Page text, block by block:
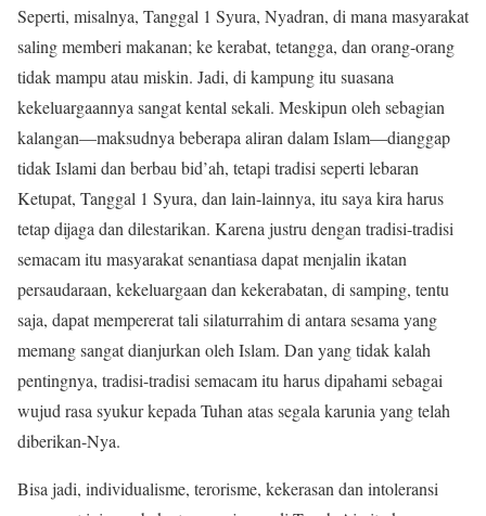
Seperti, misalnya, Tanggal 1 Syura, Nyadran, di mana masyarakat
saling memberi makanan; ke kerabat, tetangga, dan orang-orang
tidak mampu atau miskin. Jadi, di kampung itu suasana
kekeluargaannya sangat kental sekali. Meskipun oleh sebagian
kalangan—maksudnya beberapa aliran dalam Islam—dianggap
tidak Islami dan berbau bid’ah, tetapi tradisi seperti lebaran
Ketupat, Tanggal 1 Syura, dan lain-lainnya, itu saya kira harus
tetap dijaga dan dilestarikan. Karena justru dengan tradisi-tradisi
semacam itu masyarakat senantiasa dapat menjalin ikatan
persaudaraan, kekeluargaan dan kekerabatan, di samping, tentu
saja, dapat mempererat tali silaturrahim di antara sesama yang
memang sangat dianjurkan oleh Islam. Dan yang tidak kalah
pentingnya, tradisi-tradisi semacam itu harus dipahami sebagai
wujud rasa syukur kepada Tuhan atas segala karunia yang telah
diberikan-Nya.
Bisa jadi, individualisme, terorisme, kekerasan dan intoleransi